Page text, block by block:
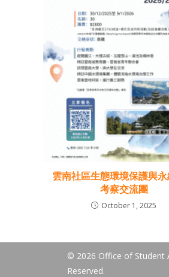
雲南社區生態環境保護與
考察交流團
October 1, 2025
© 2026 Office of Student
Reserved.